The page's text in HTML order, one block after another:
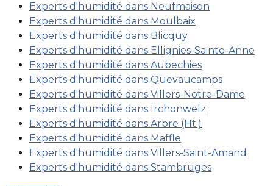
Experts d'humidité dans Neufmaison
Experts d'humidité dans Moulbaix
Experts d'humidité dans Blicquy
Experts d'humidité dans Ellignies-Sainte-Anne
Experts d'humidité dans Aubechies
Experts d'humidité dans Quevaucamps
Experts d'humidité dans Villers-Notre-Dame
Experts d'humidité dans Irchonwelz
Experts d'humidité dans Arbre (Ht.)
Experts d'humidité dans Maffle
Experts d'humidité dans Villers-Saint-Amand
Experts d'humidité dans Stambruges